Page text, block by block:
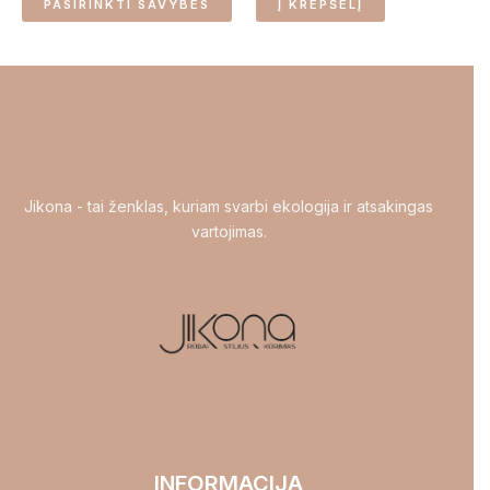
PASIRINKTI SAVYBES
page
Į KREPŠELĮ
Jikona - tai ženklas, kuriam svarbi ekologija ir atsakingas
vartojimas.
INFORMACIJA